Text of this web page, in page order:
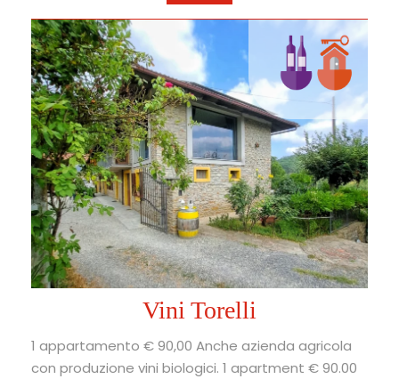
Vini Torelli
1 appartamento € 90,00 Anche azienda agricola
con produzione vini biologici. 1 apartment € 90.00